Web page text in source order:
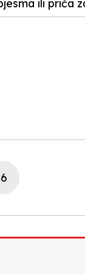
ili priča